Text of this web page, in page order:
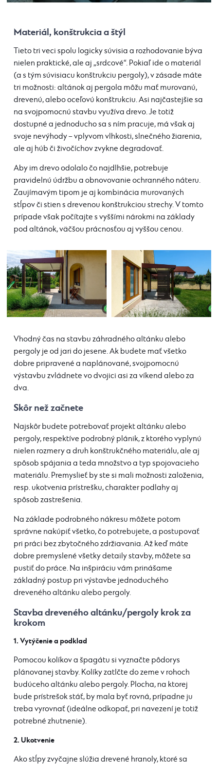
Materiál, konštrukcia a štýl
Tieto tri veci spolu logicky súvisia a rozhodovanie býva
nielen praktické, ale aj „srdcové“. Pokiaľ ide o materiál
(a s tým súvisiacu konštrukciu pergoly), v zásade máte
tri možnosti: altánok aj pergola môžu mať murovanú,
drevenú, alebo oceľovú konštrukciu. Asi najčastejšie sa
na svojpomocnú stavbu využíva drevo. Je totiž
dostupné a jednoducho sa s ním pracuje, má však aj
svoje nevýhody – vplyvom vlhkosti, slnečného žiarenia,
ale aj húb či živočíchov zvykne degradovať.
Aby im drevo odolalo čo najdlhšie, potrebuje
pravidelnú údržbu a obnovovanie ochranného náteru.
Zaujímavým tipom je aj kombinácia murovaných
stĺpov či stien s drevenou konštrukciou strechy. V tomto
prípade však počítajte s vyššími nárokmi na základy
pod altánok, väčšou prácnosťou aj vyššou cenou.
Vhodný čas na stavbu záhradného altánku alebo
pergoly je od jari do jesene. Ak budete mať všetko
dobre pripravené a naplánované, svojpomocnú
výstavbu zvládnete vo dvojici asi za víkend alebo za
dva.
Skôr než začnete
Najskôr budete potrebovať projekt altánku alebo
pergoly, respektíve podrobný plánik, z ktorého vyplynú
nielen rozmery a druh konštrukčného materiálu, ale aj
spôsob spájania a teda množstvo a typ spojovacieho
materiálu. Premyslieť by ste si mali možnosti založenia,
resp. ukotvenia prístrešku, charakter podlahy aj
spôsob zastrešenia.
Na základe podrobného nákresu môžete potom
správne nakúpiť všetko, čo potrebujete, a postupovať
pri práci bez zbytočného zdržiavania. Až keď máte
dobre premyslené všetky detaily stavby, môžete sa
pustiť do práce. Na inšpiráciu vám prinášame
základný postup pri výstavbe jednoduchého
dreveného altánku alebo pergoly.
Stavba dreveného altánku/pergoly krok za
krokom
1. Vytýčenie a podklad
Pomocou kolíkov a špagátu si vyznačte pôdorys
plánovanej stavby. Kolíky zatlčte do zeme v rohoch
budúceho altánku alebo pergoly. Plocha, na ktorej
bude prístrešok stáť, by mala byť rovná, prípadne ju
treba vyrovnať (ideálne odkopať, pri navezení je totiž
potrebné zhutnenie).
2. Ukotvenie
Ako stĺpy zvyčajne slúžia drevené hranoly, ktoré sa